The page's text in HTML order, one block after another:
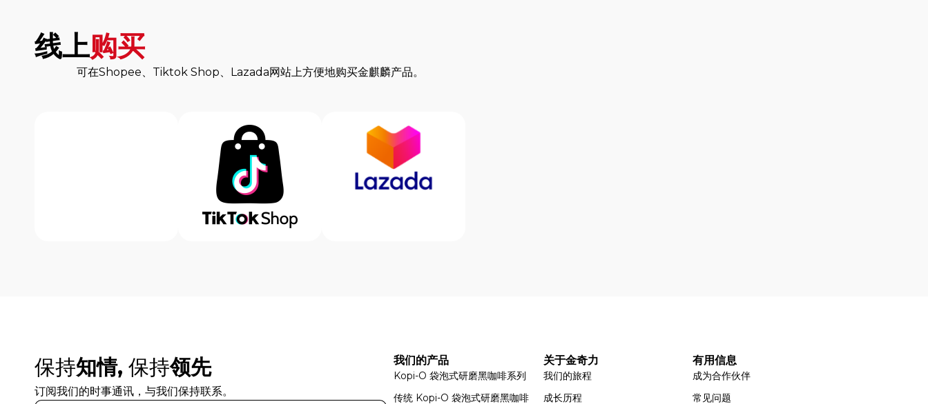
线上购买
可在Shopee、Tiktok Shop、Lazada网站上方便地购买金麒麟产品。
保持知情, 保持领先
订阅我们的时事通讯，与我们保持联系。
我们的产品
Kopi-O 袋泡式研磨黑咖啡系列
传统 Kopi-O 袋泡式研磨黑咖啡
关于金奇力
我们的旅程
成长历程
有用信息
成为合作伙伴
常见问题